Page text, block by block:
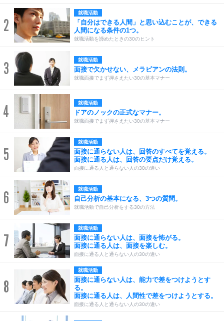
2
就職活動
「自分はできる人間」と思い込むことが、できる
人間になる条件の1つ。
就職活動を諦めたときの30のヒント
3 就職活動
面接で欠かせない、メラビアンの法則。
就職面接でまず押さえたい30の基本マナー
4 就職活動
ドアのノックの正式なマナー。
就職面接でまず押さえたい30の基本マナー
5
就職活動
面接に通らない人は、回答のすべてを覚える。
面接に通る人は、回答の要点だけ覚える。
面接に通る人と通らない人の30の違い
6 就職活動
自己分析の基本になる、3つの質問。
就職活動で自己分析をする30の方法
7
就職活動
面接に通らない人は、面接を怖がる。
面接に通る人は、面接を楽しむ。
面接に通る人と通らない人の30の違い
8
就職活動
面接に通らない人は、能力で差をつけようとす
る。
面接に通る人は、人間性で差をつけようとする。
面接に通る人と通らない人の30の違い